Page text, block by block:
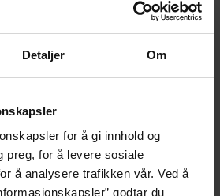
Detaljer Om
for å gi innhold og
preg, for å levere sosiale
å analysere trafikken vår. Ved å
godtar du